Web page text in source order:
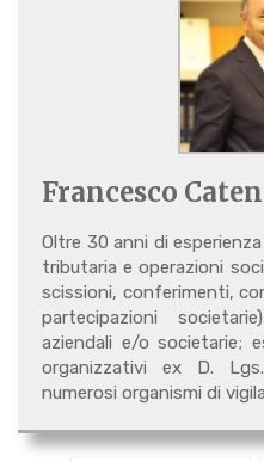
Francesco
Oltre 30 anni di
tributaria e operazioni
scissioni, conferimenti,
partecipazioni
aziendali e/o societarie;
organizzativi ex D.
numerosi organismi di